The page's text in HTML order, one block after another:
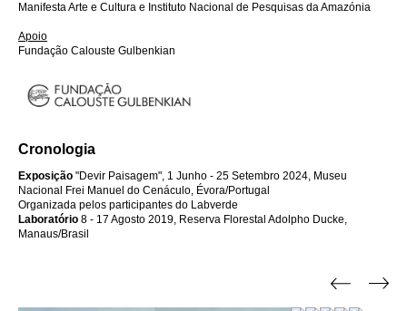
Manifesta Arte e Cultura e Instituto Nacional de Pesquisas da Amazónia
Apoio
Fundação Calouste Gulbenkian
Cronologia
Exposição "Devir Paisagem", 1 Junho - 25 Setembro 2024, Museu
Nacional Frei Manuel do Cenáculo, Évora/Portugal
Organizada pelos participantes do Labverde
Laboratório 8 - 17 Agosto 2019, Reserva Florestal Adolpho Ducke,
Manaus/Brasil